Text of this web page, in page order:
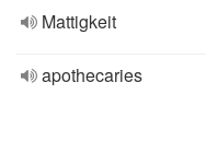
Mattigkeit
apothecaries